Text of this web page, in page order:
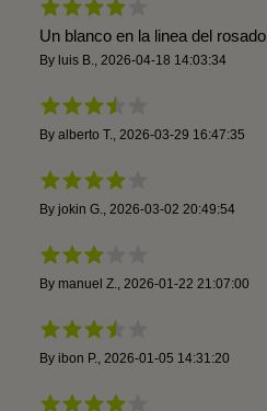
Un blanco en la linea del
By luis B. 2026-04-18 14:03:34
By alberto T. 2026-03-29 16:47:35
By jokin G. 2026-03-02 20:49:54
By manuel Z. 2026-01-22 21:07:00
By ibon P. 2026-01-05 14:31:20